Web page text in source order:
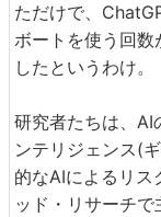
ただけで、
ボートを使う回数
したというわけ。
研究者たちは、AI
ンテリジェンス(
的なAIによるリス
ッド・リサーチ